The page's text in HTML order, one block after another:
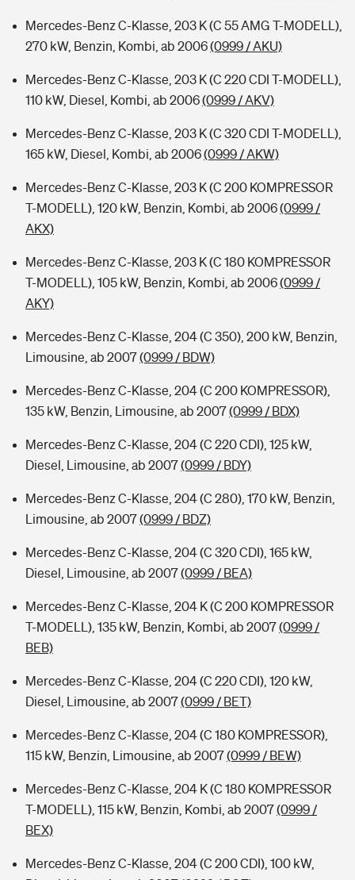
Mercedes-Benz C-Klasse, 203 K (C 55 AMG T-MODELL),
270 kW, Benzin, Kombi, ab 2006(0999 / AKU)
Mercedes-Benz C-Klasse, 203 K (C 220 CDI T-MODELL),
110 kW, Diesel, Kombi, ab 2006(0999 / AKV)
Mercedes-Benz C-Klasse, 203 K (C 320 CDI T-MODELL),
165 kW, Diesel, Kombi, ab 2006(0999 / AKW)
Mercedes-Benz C-Klasse, 203 K (C 200 KOMPRESSOR
T-MODELL), 120 kW, Benzin, Kombi, ab 2006(0999 /
AKX)
Mercedes-Benz C-Klasse, 203 K (C 180 KOMPRESSOR
T-MODELL), 105 kW, Benzin, Kombi, ab 2006(0999 /
AKY)
Mercedes-Benz C-Klasse, 204 (C 350), 200 kW, Benzin,
Limousine, ab 2007(0999 / BDW)
Mercedes-Benz C-Klasse, 204 (C 200 KOMPRESSOR),
135 kW, Benzin, Limousine, ab 2007(0999 / BDX)
Mercedes-Benz C-Klasse, 204 (C 220 CDI), 125 kW,
Diesel, Limousine, ab 2007(0999 / BDY)
Mercedes-Benz C-Klasse, 204 (C 280), 170 kW, Benzin,
Limousine, ab 2007(0999 / BDZ)
Mercedes-Benz C-Klasse, 204 (C 320 CDI), 165 kW,
Diesel, Limousine, ab 2007(0999 / BEA)
Mercedes-Benz C-Klasse, 204 K (C 200 KOMPRESSOR
T-MODELL), 135 kW, Benzin, Kombi, ab 2007(0999 /
BEB)
Mercedes-Benz C-Klasse, 204 (C 220 CDI), 120 kW,
Diesel, Limousine, ab 2007(0999 / BET)
Mercedes-Benz C-Klasse, 204 (C 180 KOMPRESSOR),
115 kW, Benzin, Limousine, ab 2007(0999 / BEW)
Mercedes-Benz C-Klasse, 204 K (C 180 KOMPRESSOR
T-MODELL), 115 kW, Benzin, Kombi, ab 2007(0999 /
BEX)
Mercedes-Benz C-Klasse, 204 (C 200 CDI), 100 kW,